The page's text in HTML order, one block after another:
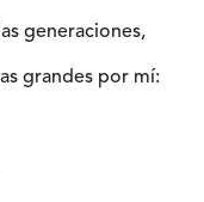
generaciones,
grandes por mí: